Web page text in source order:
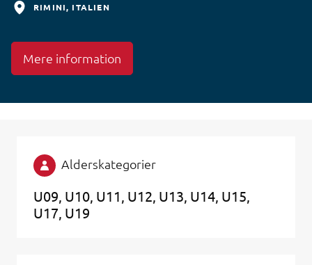
RIMINI ITALIEN
Mere information
Alderskategorier
U09 U10 U11 U12 U13 U14 U15
U17 U19